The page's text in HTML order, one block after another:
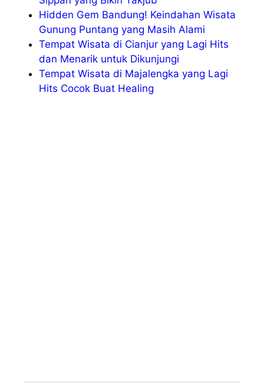
Hidden Gem Bandung! Keindahan Wisata
Gunung Puntang yang Masih Alami
Tempat Wisata di Cianjur yang Lagi Hits
dan Menarik untuk Dikunjungi
Tempat Wisata di Majalengka yang Lagi
Hits Cocok Buat Healing